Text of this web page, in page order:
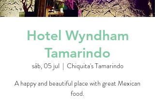
Hotel Wyndham
Tamarindo
sáb, 05 jul
  |
Chiquita's Tamarindo
A happy and beautiful place with great Mexican
food.